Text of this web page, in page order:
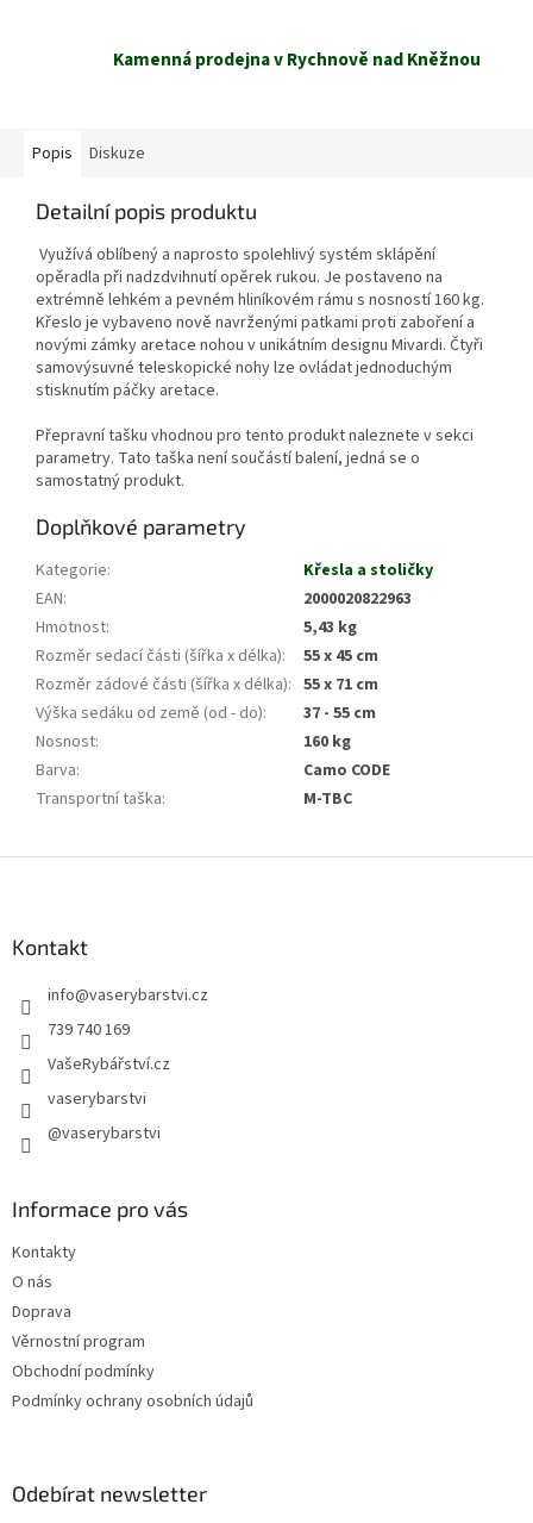
Kamenná prodejna v Rychnově nad Kněžnou
Popis Diskuze
Detailní popis produktu
Využívá oblíbený a naprosto spolehlivý systém sklápění
opěradla při nadzdvihnutí opěrek rukou. Je postaveno na
extrémně lehkém a pevném hliníkovém rámu s nosností 160 kg.
Křeslo je vybaveno nově navrženými patkami proti zaboření a
novými zámky aretace nohou v unikátním designu Mivardi. Čtyři
samovýsuvné teleskopické nohy lze ovládat jednoduchým
stisknutím páčky aretace.
Přepravní tašku vhodnou pro tento produkt naleznete v sekci
parametry. Tato taška není součástí balení, jedná se o
samostatný produkt.
Doplňkové parametry
Kategorie:
Křesla a stoličky
EAN:
2000020822963
Hmotnost:
5,43 kg
Rozměr sedací části (šířka x délka):
55 x 45 cm
Rozměr zádové části (šířka x délka): 55 x 71 cm
Výška sedáku od země (od - do):
37 - 55 cm
Nosnost:
160 kg
Barva:
Camo CODE
Transportní taška: M-TBC
Kontakt
info@vaserybarstvi.cz
739 740 169
VašeRybářství.cz
vaserybarstvi
@vaserybarstvi
Informace pro vás
Kontakty
O nás
Doprava
Věrnostní program
Obchodní podmínky
Podmínky ochrany osobních údajů
Odebírat newsletter